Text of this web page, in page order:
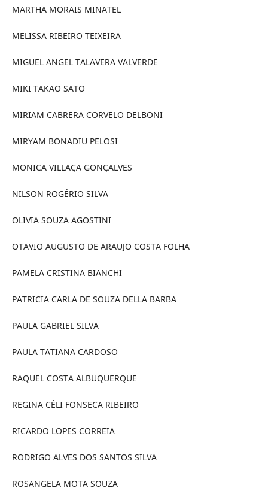
MARTHA MORAIS MINATEL
MELISSA RIBEIRO TEIXEIRA
MIGUEL ANGEL TALAVERA VALVERDE
MIKI TAKAO SATO
MIRIAM CABRERA CORVELO DELBONI
MIRYAM BONADIU PELOSI
MONICA VILLAÇA GONÇALVES
NILSON ROGÉRIO SILVA
OLIVIA SOUZA AGOSTINI
OTAVIO AUGUSTO DE ARAUJO COSTA FOLHA
PAMELA CRISTINA BIANCHI
PATRICIA CARLA DE SOUZA DELLA BARBA
PAULA GABRIEL SILVA
PAULA TATIANA CARDOSO
RAQUEL COSTA ALBUQUERQUE
REGINA CÉLI FONSECA RIBEIRO
RICARDO LOPES CORREIA
RODRIGO ALVES DOS SANTOS SILVA
ROSANGELA MOTA SOUZA